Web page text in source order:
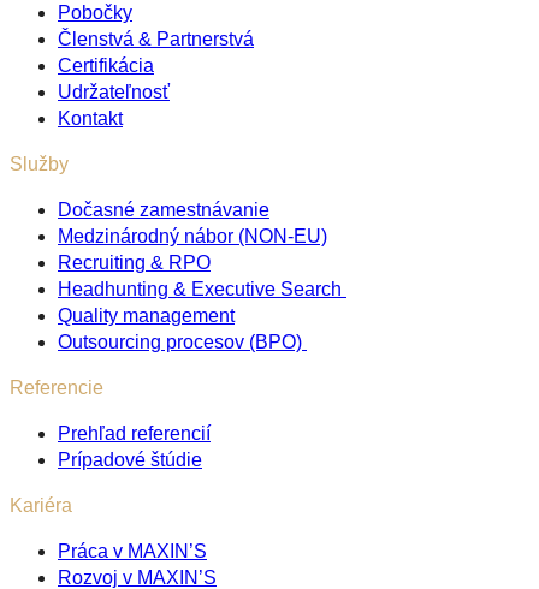
Pobočky
Členstvá & Partnerstvá
Certifikácia
Udržateľnosť
Kontakt
Služby
Dočasné zamestnávanie
Medzinárodný nábor (NON-EU)
Recruiting & RPO
Headhunting & Executive Search
Quality management
Outsourcing procesov (BPO)
Referencie
Prehľad referencií
Prípadové štúdie
Kariéra
Práca v MAXIN’S
Rozvoj v MAXIN’S